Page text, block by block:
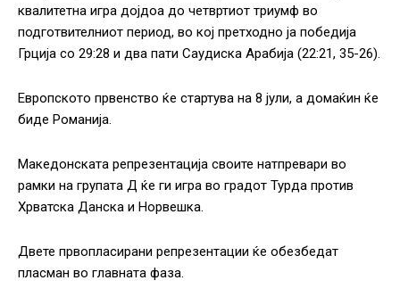
квалитетна игра дојдоа до четвртиот триумф во
подготвителниот период, во кој претходно ја победија
Грција со 29:28 и два пати Саудиска Арабија (22:21, 35-26).
Европското првенство ќе стартува на 8 јули, а домаќин ќе
биде Романија.
Македонската репрезентација своите натпревари во
рамки на групата Д ќе ги игра во градот Турда против
Хрватска Данска и Норвешка.
Двете првопласирани репрезентации ќе обезбедат
пласман во главната фаза.